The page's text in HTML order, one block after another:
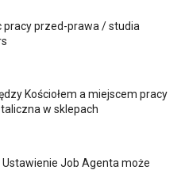
pracy przed-prawa / studia
Kościołem a miejscem pracy
w sklepach
Ustawienie Job Agenta może